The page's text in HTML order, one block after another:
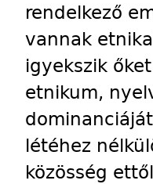
rendelkező
vannak
igyekszik
etnikum,
létéhez
közösség